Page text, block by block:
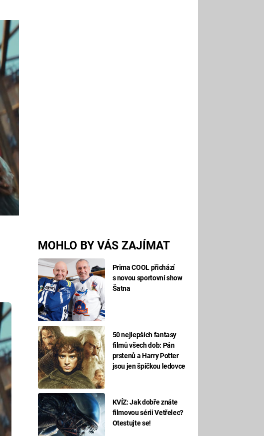
MOHLO BY VÁS ZAJÍMAT
Prima COOL přichází
s novou sportovní show
Šatna
50 nejlepších fantasy
filmů všech dob: Pán
prstenů a Harry Potter
jsou jen špičkou ledovce
KVÍZ: Jak dobře znáte
filmovou sérii Vetřelec?
Otestujte se!